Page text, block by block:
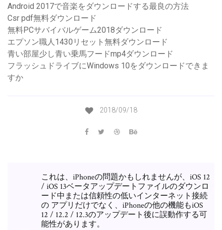
Android 2017で音楽をダウンロードする最良の方法
Csr pdf無料ダウンロード
無料PCサバイバルゲーム2018ダウンロード
エプソン職人1430リセット無料ダウンロード
青い部屋少し青い乗馬フードmp4ダウンロード
フラッシュドライブにWindows 10をダウンロードできま
すか
2018/09/18
これは、iPhoneの問題かもしれませんが、iOS 12
/ iOS 13ベータアップデートファイルのダウンロ
ード中または信頼性の低いインターネット接続
の アプリだけでなく、iPhoneの他の機能もiOS
12 / 12.2 / 12.3のアップデート後に誤動作する可
能性があります。